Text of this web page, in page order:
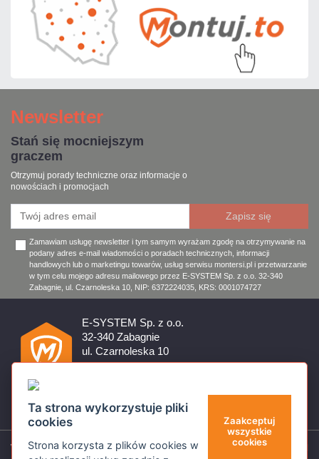
Newsletter
Stań się mocniejszym
graczem
Otrzymuj porady techniczne oraz informacje o
nowościach i promocjach
Zamawiam usługę newsletter i tym samym wyrażam zgodę na otrzymywanie na
podany adres e-mail wiadomości o poradach technicznych, informacji
handlowych lub o marketingu towarów, usług serwisu montersi.pl i przetwarzanie
w tym celu mojego adresu mailowego przez E-SYSTEM Sp. z o.o. 32-340
Zabagnie, ul. Czarnoleska 10, NIP: 6372224035, KRS: 0001074727
Firma czynna od poniedziałku do piątku w godzinach 8:00 –
E-SYSTEM Sp. z o.o.
32-340 Zabagnie
ul. Czarnoleska 10
sklep@montersi.pl
Wsparcie
Ta strona wykorzystuje pliki
cookies
Strona korzysta z plików cookies w
Zaakceptuj
wszystkie
cookies